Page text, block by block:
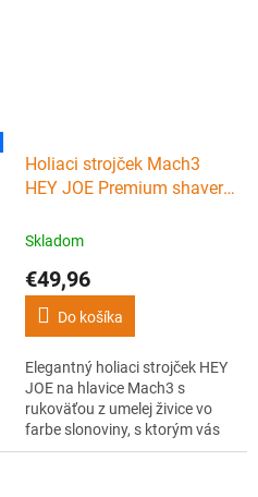
Holiaci strojček Mach3
HEY JOE Premium shaver
Skladom
€49,96
Do košíka
Elegantný holiaci strojček HEY
JOE na hlavice Mach3 s
rukoväťou z umelej živice vo
farbe slonoviny, s ktorým vás
čaká nielen elegantné, ale aj